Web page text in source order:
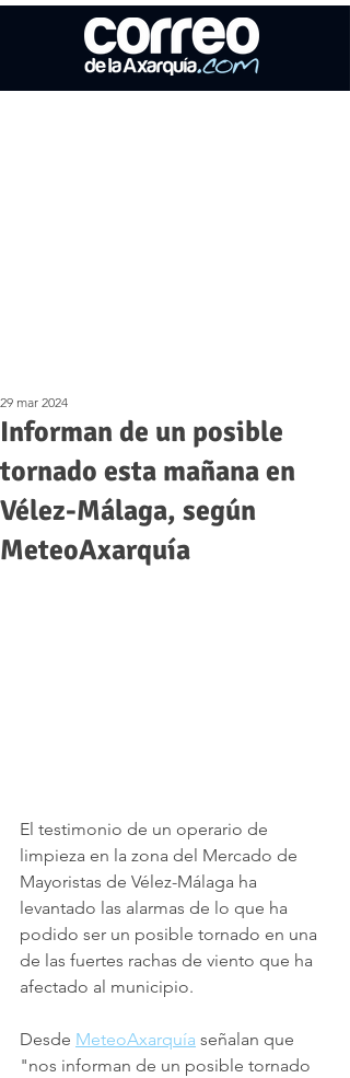
Informan de un posible
tornado esta mañana en
Vélez-Málaga, según
MeteoAxarquía
29 mar 2024
El testimonio de un operario de
limpieza en la zona del Mercado de
Mayoristas de Vélez-Málaga ha
levantado las alarmas de lo que ha
podido ser un posible tornado en una
de las fuertes rachas de viento que ha
afectado al municipio.
Desde MeteoAxarquía señalan que
"nos informan de un posible tornado